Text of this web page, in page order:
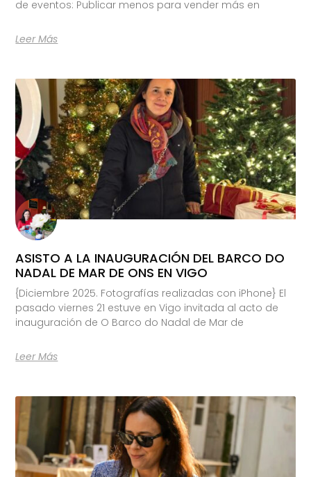
de eventos: Publicar menos para vender más en
Leer Más
ASISTO A LA INAUGURACIÓN DEL BARCO DO
NADAL DE MAR DE ONS EN VIGO
{Diciembre 2025. Fotografías realizadas con iPhone} El
pasado viernes 21 estuve en Vigo invitada al acto de
inauguración de O Barco do Nadal de Mar de
Leer Más